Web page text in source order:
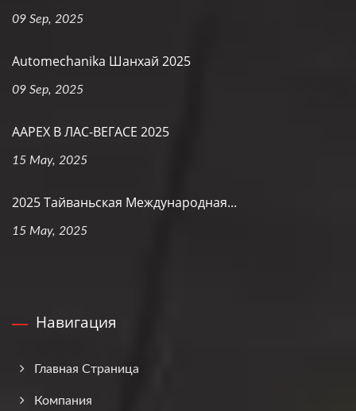
09 Sep, 2025
Automechanika Шанхай 2025
09 Sep, 2025
AAPEX В ЛАС-ВЕГАСЕ 2025
15 May, 2025
2025 Тайваньская Международная...
15 May, 2025
Навигация
Главная Страница
Компания